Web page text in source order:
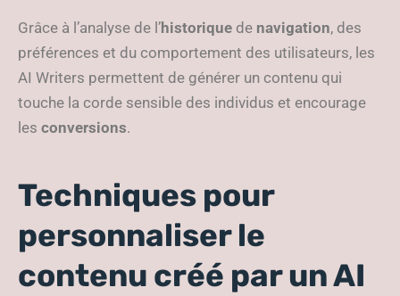
Grâce à l’analyse de l’historique de navigation, des
préférences et du comportement des utilisateurs, les
AI Writers permettent de générer un contenu qui
touche la corde sensible des individus et encourage
les conversions.
Techniques pour
personnaliser le
contenu créé par un AI